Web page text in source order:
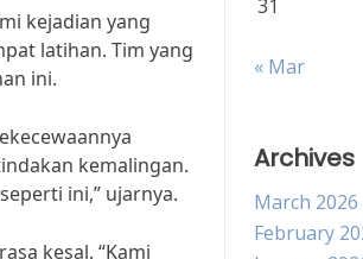
kejadian yang
latihan. Tim yang
ini.
kemalingan.
ini,” ujarnya.
kesal. “Kami
31
« Mar
Archives
March 2026
February